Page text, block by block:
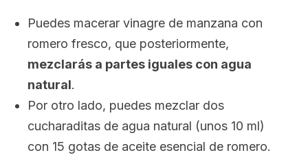
Puedes macerar vinagre de manzana con
romero fresco, que posteriormente,
mezclarás a partes iguales con agua
natural.
Por otro lado, puedes mezclar dos
cucharaditas de agua natural (unos 10 ml)
con 15 gotas de aceite esencial de romero.